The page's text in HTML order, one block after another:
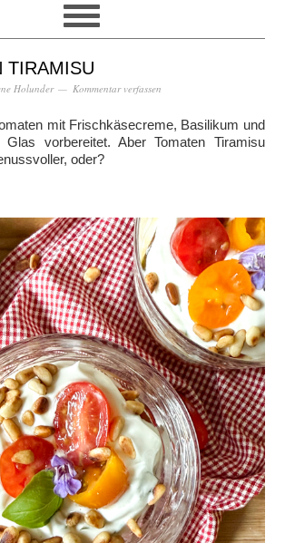
TIRAMISU
Holunder Kommentar verfassen
mit Frischkäsecreme, Basilikum und
Glas vorbereitet. Aber Tomaten Tiramisu
oder?